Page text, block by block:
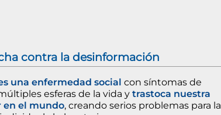
contra la desinformación
una enfermedad social con síntomas de
esferas de la vida y trastoca nuestra
en el mundo, creando serios problemas para la